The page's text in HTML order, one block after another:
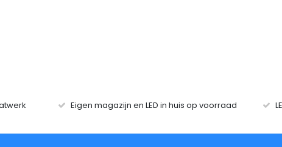
Eigen magazijn en LED in huis op voorraad